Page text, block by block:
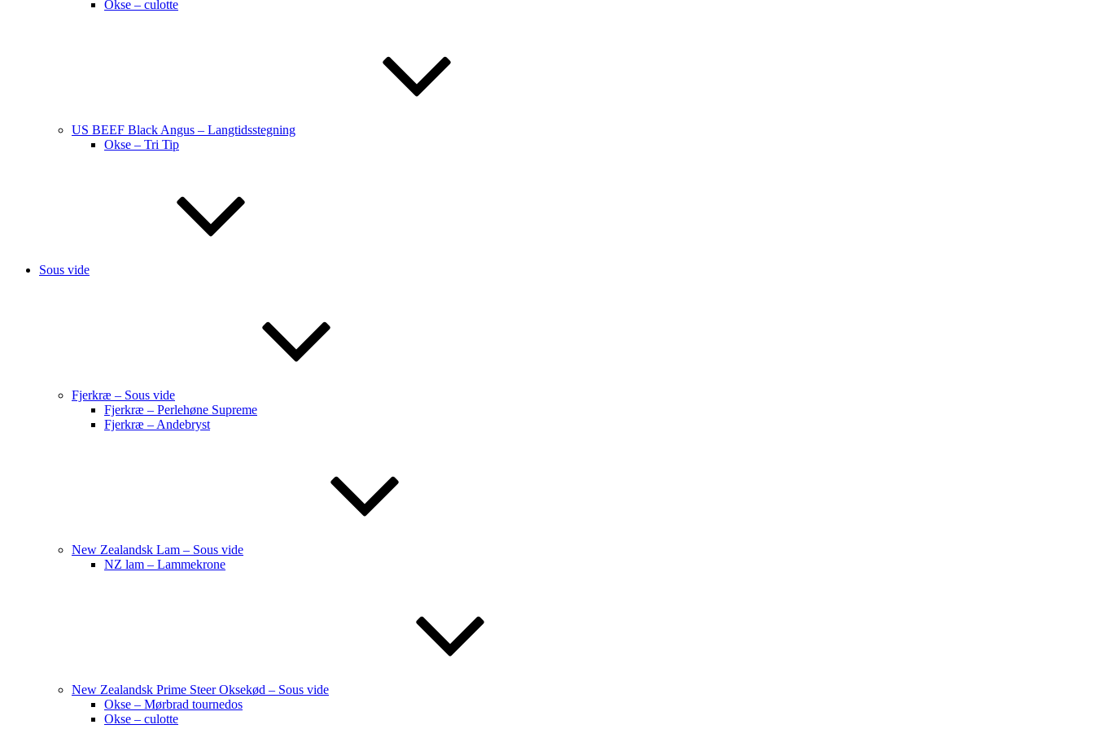
Okse – culotte
US BEEF Black Angus – Langtidsstegning
Okse – Tri Tip
Sous vide
Fjerkræ – Sous vide
Fjerkræ – Perlehøne Supreme
Fjerkræ – Andebryst
New Zealandsk Lam – Sous vide
NZ lam – Lammekrone
New Zealandsk Prime Steer Oksekød – Sous vide
Okse – Mørbrad tournedos
Okse – culotte